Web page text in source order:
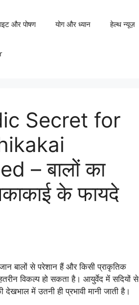
और पोषण योग और ध्यान हेल्थ न्यूज़
Secret for
– बालों का
के फायदे
बालों से परेशान हैं और किसी प्राकृतिक
विकल्प हो सकता है। आयुर्वेद में सदियों से
में उतनी ही प्रभावी मानी जाती है।